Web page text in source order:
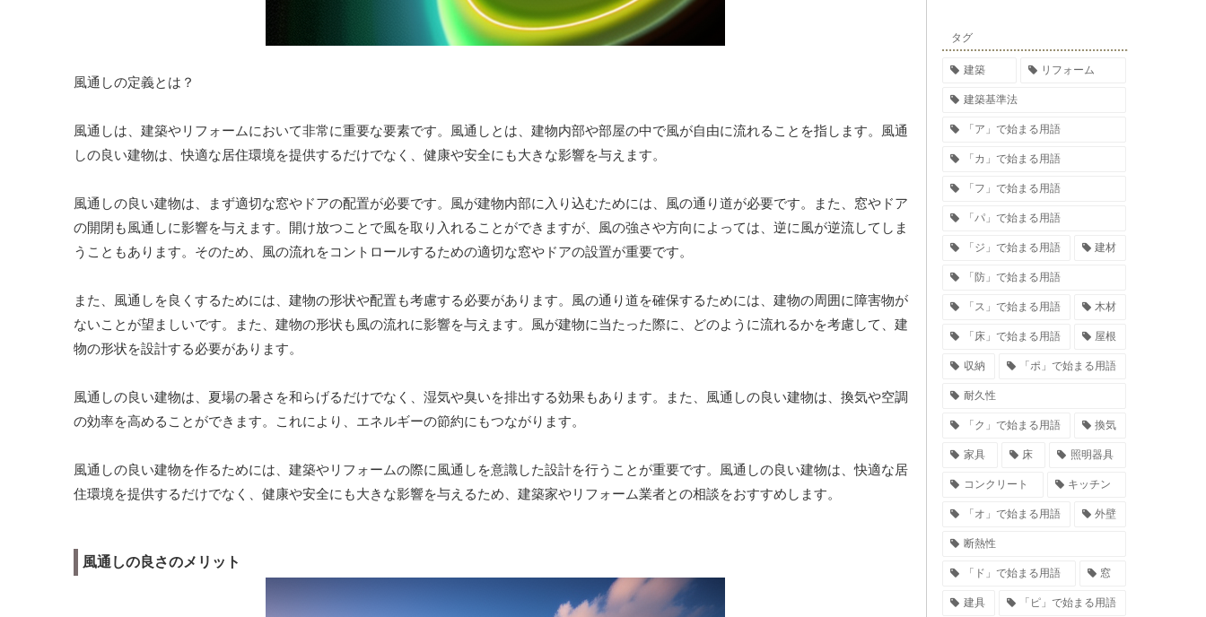
風通しの定義とは？
風通しは、建築やリフォームにおいて非常に重要な要素です。風通しとは、建物内部や部屋の中で風が自由に流れることを指します。風通
しの良い建物は、快適な居住環境を提供するだけでなく、健康や安全にも大きな影響を与えます。
風通しの良い建物は、まず適切な窓やドアの配置が必要です。風が建物内部に入り込むためには、風の通り道が必要です。また、窓やドア
の開閉も風通しに影響を与えます。開け放つことで風を取り入れることができますが、風の強さや方向によっては、逆に風が逆流してしま
うこともあります。そのため、風の流れをコントロールするための適切な窓やドアの設置が重要です。
また、風通しを良くするためには、建物の形状や配置も考慮する必要があります。風の通り道を確保するためには、建物の周囲に障害物が
ないことが望ましいです。また、建物の形状も風の流れに影響を与えます。風が建物に当たった際に、どのように流れるかを考慮して、建
物の形状を設計する必要があります。
風通しの良い建物は、夏場の暑さを和らげるだけでなく、湿気や臭いを排出する効果もあります。また、風通しの良い建物は、換気や空調
の効率を高めることができます。これにより、エネルギーの節約にもつながります。
風通しの良い建物を作るためには、建築やリフォームの際に風通しを意識した設計を行うことが重要です。風通しの良い建物は、快適な居
住環境を提供するだけでなく、健康や安全にも大きな影響を与えるため、建築家やリフォーム業者との相談をおすすめします。
風通しの良さのメリット
タグ
建築 リフォーム
建築基準法
「ア」で始まる用語
「カ」で始まる用語
「フ」で始まる用語
「パ」で始まる用語
「ジ」で始まる用語 建材
「防」で始まる用語
「ス」で始まる用語 木材
「床」で始まる用語 屋根
収納 「ポ」で始まる用語
耐久性
「ク」で始まる用語 換気
家具 床 照明器具
コンクリート キッチン
「オ」で始まる用語 外壁
断熱性
「ド」で始まる用語 窓
建具 「ピ」で始まる用語